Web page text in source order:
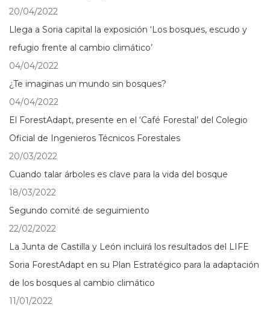
20/04/2022
Llega a Soria capital la exposición ‘Los bosques, escudo y
refugio frente al cambio climático’
04/04/2022
¿Te imaginas un mundo sin bosques?
04/04/2022
El ForestAdapt, presente en el ‘Café Forestal’ del Colegio
Oficial de Ingenieros Técnicos Forestales
20/03/2022
Cuando talar árboles es clave para la vida del bosque
18/03/2022
Segundo comité de seguimiento
22/02/2022
La Junta de Castilla y León incluirá los resultados del LIFE
Soria ForestAdapt en su Plan Estratégico para la adaptación
de los bosques al cambio climático
11/01/2022